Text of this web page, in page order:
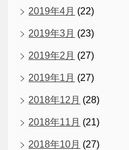
2019年4月 (22)
2019年3月 (23)
2019年2月 (27)
2019年1月 (27)
2018年12月 (28)
2018年11月 (21)
2018年10月 (27)